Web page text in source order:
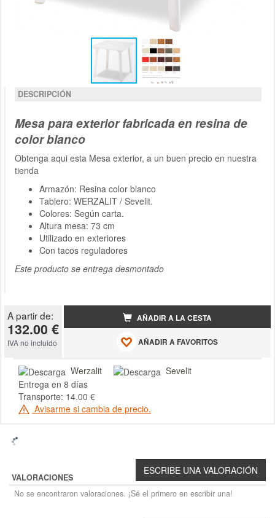
DESCRIPCIÓN
Mesa para exterior fabricada en resina de
color blanco
Obtenga aqui esta Mesa exterior, a un buen precio en nuestra
tienda
Armazón: Resina color blanco
Tablero: WERZALIT / Sevelit.
Colores: Según carta.
Altura mesa: 73 cm
Utilizado en exteriores
Con tacos reguladores
Este producto se entrega desmontado
A partir de:
132.00 €
IVA no incluido
AÑADIR A LA CESTA
AÑADIR A FAVORITOS
Werzalit
Sevelit
Entrega en 8 días
Transporte: 14.00 €
Avisarme si cambia de precio.
VALORACIONES
No se encontraron valoraciones. ¡Sé el primero en escribir una!